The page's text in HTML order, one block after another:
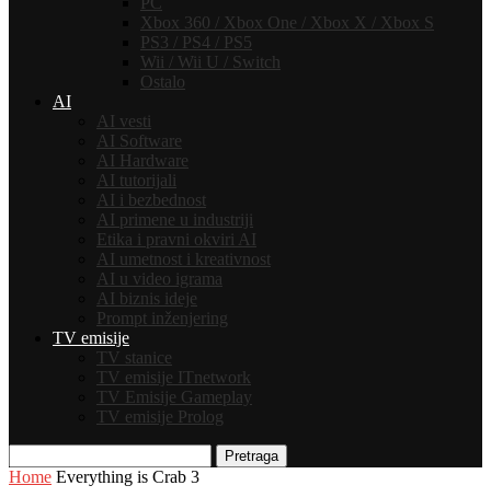
Xbox 360 / Xbox One / Xbox X / Xbox S
PS3 / PS4 / PS5
Wii / Wii U / Switch
Ostalo
AI
AI vesti
AI Software
AI Hardware
AI tutorijali
AI i bezbednost
AI primene u industriji
Etika i pravni okviri AI
AI umetnost i kreativnost
AI u video igrama
AI biznis ideje
Prompt inženjering
TV emisije
TV stanice
TV emisije ITnetwork
TV Emisije Gameplay
TV emisije Prolog
Pretraga
Home Everything is Crab 3